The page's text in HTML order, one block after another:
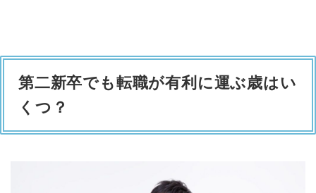
第二新卒でも転職が有利に運ぶ歳はい
くつ？